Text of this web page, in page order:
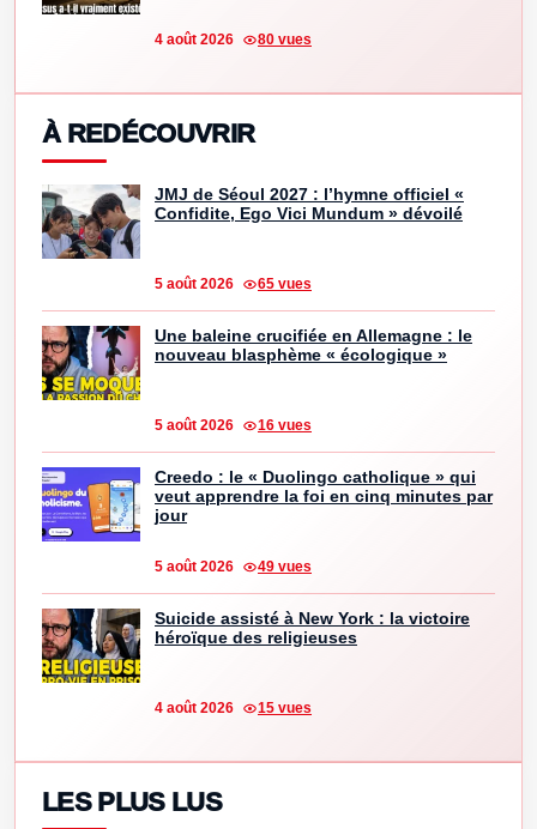
4 août 2026 80 vues
À REDÉCOUVRIR
JMJ de Séoul 2027 : l’hymne officiel «
Confidite, Ego Vici Mundum » dévoilé
5 août 2026 65 vues
Une baleine crucifiée en Allemagne : le
nouveau blasphème « écologique »
5 août 2026 16 vues
Creedo : le « Duolingo catholique » qui
veut apprendre la foi en cinq minutes par
jour
5 août 2026 49 vues
Suicide assisté à New York : la victoire
héroïque des religieuses
4 août 2026 15 vues
LES PLUS LUS